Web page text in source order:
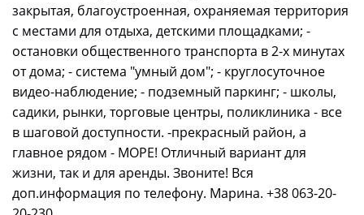
закрытая, благоустроенная, охраняемая территория
с местами для отдыха, детскими площадками; -
остановки общественного транспорта в 2-х минутах
от дома; - система "умный дом"; - круглосуточное
видео-наблюдение; - подземный паркинг; - школы,
садики, рынки, торговые центры, поликлиника - все
в шаговой доступности. -прекрасный район, а
главное рядом - МОРЕ! Отличный вариант для
жизни, так и для аренды. Звоните! Вся
доп.информация по телефону. Марина. +38 063-20-